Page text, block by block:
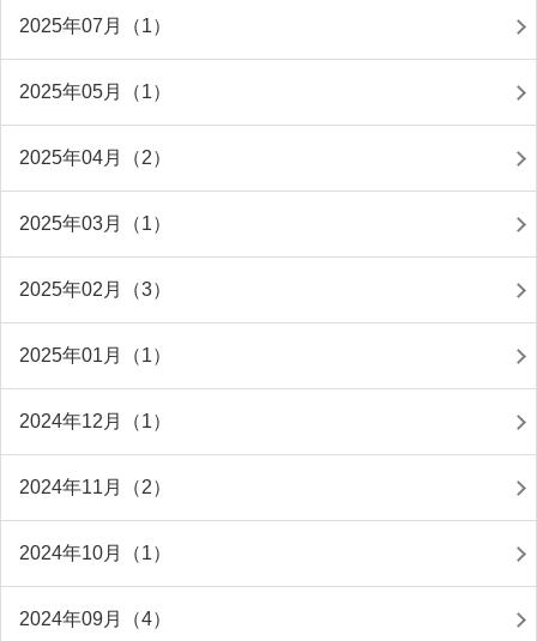
2025年07月（1）
2025年05月（1）
2025年04月（2）
2025年03月（1）
2025年02月（3）
2025年01月（1）
2024年12月（1）
2024年11月（2）
2024年10月（1）
2024年09月（4）